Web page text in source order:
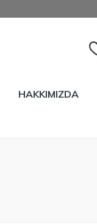
HAKKIMIZDA